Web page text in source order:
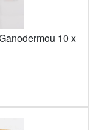
10 x